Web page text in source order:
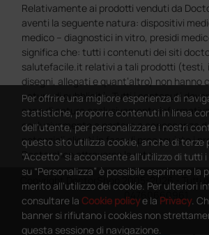
Relativamente ai prodotti venduti da
aventi la seguente natura: dispositivi
medico – diagnostici in vitro, presidi
significa che: tutti i contenuti dei siti
salutefacile.it relativi a tali prodotti (testi,
disegni, allegati e quant’altro) non hanno
natura di pubblicità. Tutti i contenuti
sono di natura esclusivamente
esclusivamente a portare a conoscenza
potenziali clienti in fase di preacquisto i
Doctorshop attraverso la rete.
Copyright DoctorShop 2005-2026 - Tutti
04760660961
Per offrire una migliore esperienza di
statistiche, proporre contenuti in linea
dell'utente, per personalizzare i nostri
questo sito utilizza cookie, anche di terze
“Accetto” si acconsente all'utilizzo di tutti
su “Personalizza” è possibile esprimere la
merito all'utilizzo dei cookie. Per ulteriori
consultare la Cookie policye la Privacy.
banner si rifiutano i cookies non
questa sessione di navigazione.